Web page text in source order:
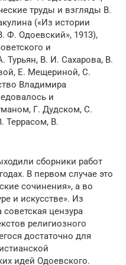
труды и взгляды В.
(«Из истории
Ф. Одоевский», 1913),
и
Турьян, В. И. Сахарова, В.
Е. Мещериной, С.
Владимира
и
Г. Дудском, С.
Террасом, В.
сборники работ
В первом случае это
сочинения», а во
и искусстве». Из
советская цензура
религиозного
достаточно для
идей Одоевского.